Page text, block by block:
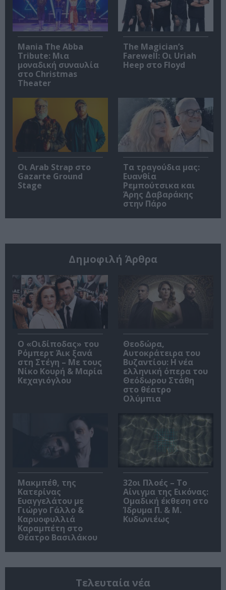
Mania The Abba
Tribute: Μια
μοναδική συναυλία
στο Christmas
Theater
The Magician’s
Farewell: Οι Uriah
Heep στο Floyd
Οι Arab Strap στο
Gazarte Ground
Stage
Τα τραγούδια μας:
Ευανθία
Ρεμπούτσικα και
Άρης Δαβαράκης
στην Πάρο
Δημοφιλή Άρθρα
O «Οιδίποδας» του
Ρόμπερτ Άικ ξανά
στη Στέγη – Με τους
Νίκο Κουρή & Μαρία
Κεχαγιόγλου
Θεοδώρα,
Αυτοκράτειρα του
Βυζαντίου: Η νέα
ελληνική όπερα του
Θεόδωρου Στάθη
στο θέατρο
Ολύμπια
Μακμπέθ, της
Κατερίνας
Ευαγγελάτου με
Γιώργο Γάλλο &
Καρυοφυλλιά
Καραμπέτη στο
Θέατρο Βασιλάκου
32οι Πλοές – Το
Αίνιγμα της Εικόνας:
Ομαδική έκθεση στο
Ίδρυμα Π. & Μ.
Κυδωνιέως
Τελευταία νέα